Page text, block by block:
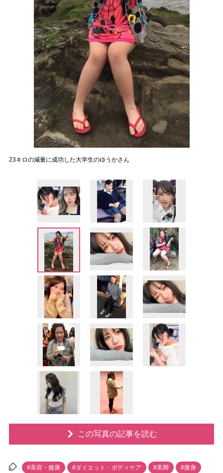
23キロの減量に成功した大学生のゆうかさん
この写真の記事を読む
#美容・健康 #ダイエット・ボディケア #美脚 #痩身